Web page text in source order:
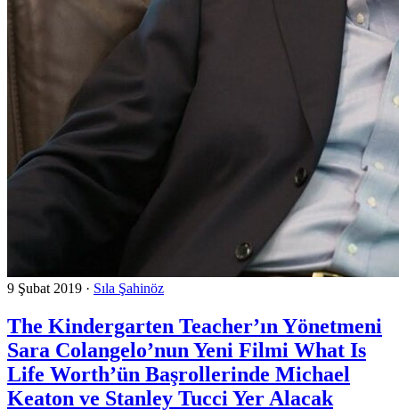
9 Şubat 2019 · Sıla Şahinöz
The Kindergarten Teacher’ın Yönetmeni
Sara Colangelo’nun Yeni Filmi What Is
Life Worth’ün Başrollerinde Michael
Keaton ve Stanley Tucci Yer Alacak